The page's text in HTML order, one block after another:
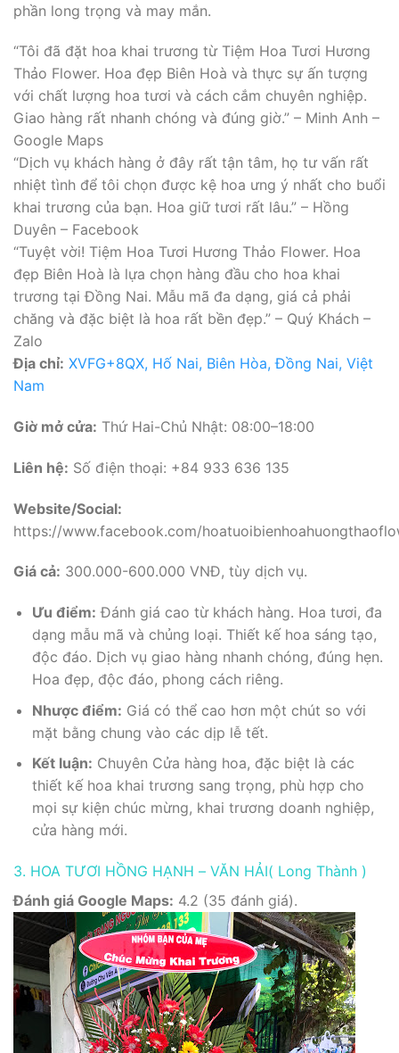
phần long trọng và may mắn.
“Tôi đã đặt hoa khai trương từ Tiệm Hoa Tươi Hương
Thảo Flower. Hoa đẹp Biên Hoà và thực sự ấn tượng
với chất lượng hoa tươi và cách cắm chuyên nghiệp.
Giao hàng rất nhanh chóng và đúng giờ.” – Minh Anh –
Google Maps
“Dịch vụ khách hàng ở đây rất tận tâm, họ tư vấn rất
nhiệt tình để tôi chọn được kệ hoa ưng ý nhất cho buổi
khai trương của bạn. Hoa giữ tươi rất lâu.” – Hồng
Duyên – Facebook
“Tuyệt vời! Tiệm Hoa Tươi Hương Thảo Flower. Hoa
đẹp Biên Hoà là lựa chọn hàng đầu cho hoa khai
trương tại Đồng Nai. Mẫu mã đa dạng, giá cả phải
chăng và đặc biệt là hoa rất bền đẹp.” – Quý Khách –
Zalo
Địa chỉ: XVFG+8QX, Hố Nai, Biên Hòa, Đồng Nai, Việt
Nam
Giờ mở cửa: Thứ Hai-Chủ Nhật: 08:00–18:00
Liên hệ: Số điện thoại: +84 933 636 135
Website/Social:
https://www.facebook.com/
Giá cả: 300.000-600.000 VNĐ, tùy dịch vụ.
Ưu điểm: Đánh giá cao từ khách hàng. Hoa tươi, đa
dạng mẫu mã và chủng loại. Thiết kế hoa sáng tạo,
độc đáo. Dịch vụ giao hàng nhanh chóng, đúng hẹn.
Hoa đẹp, độc đáo, phong cách riêng.
Nhược điểm: Giá có thể cao hơn một chút so với
mặt bằng chung vào các dịp lễ tết.
Kết luận: Chuyên Cửa hàng hoa, đặc biệt là các
thiết kế hoa khai trương sang trọng, phù hợp cho
mọi sự kiện chúc mừng, khai trương doanh nghiệp,
cửa hàng mới.
3. HOA TƯƠI HỒNG HẠNH – VĂN HẢI( Long Thành )
Đánh giá Google Maps: 4.2 (35 đánh giá).